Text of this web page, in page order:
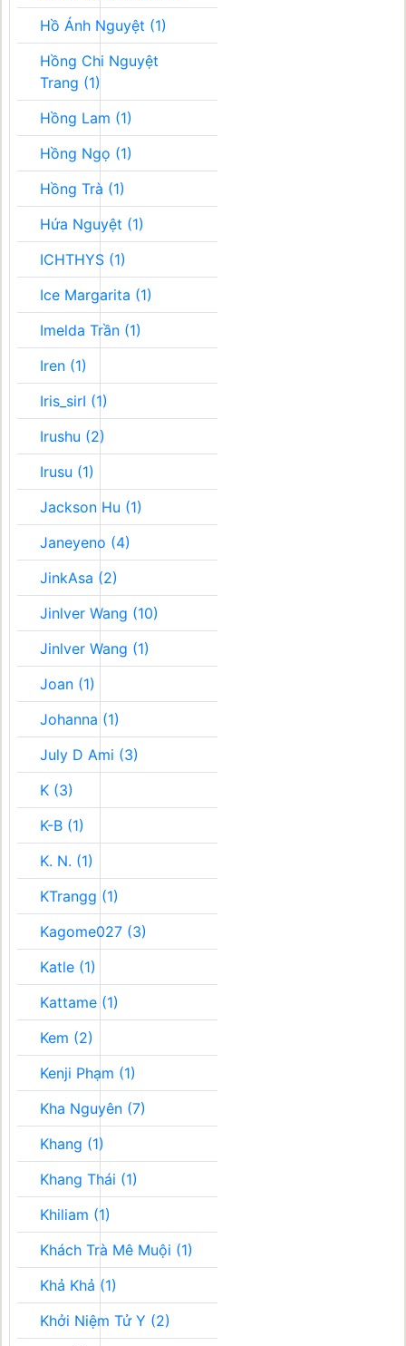
Hồ Ánh Nguyệt (1)
Hồng Chi Nguyệt
Trang (1)
Hồng Lam (1)
Hồng Ngọ (1)
Hồng Trà (1)
Hứa Nguyệt (1)
ICHTHYS (1)
Ice Margarita (1)
Imelda Trần (1)
Iren (1)
Iris_sirI (1)
Irushu (2)
Irusu (1)
Jackson Hu (1)
Janeyeno (4)
JinkAsa (2)
Jinlver Wang (10)
Jinlver Wang (1)
Joan (1)
Johanna (1)
July D Ami (3)
K (3)
K-B (1)
K. N. (1)
KTrangg (1)
Kagome027 (3)
Katle (1)
Kattame (1)
Kem (2)
Kenji Phạm (1)
Kha Nguyên (7)
Khang (1)
Khang Thái (1)
Khiliam (1)
Khách Trà Mê Muội (1)
Khả Khả (1)
Khởi Niệm Tử Y (2)